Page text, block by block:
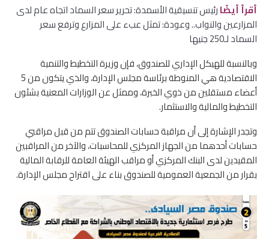
أقرأ أيضًارئيس تنسيقية الأسمدة: تحرير سعر السماد اتجاه عام لدى
المزارعين والنواب.. وعودة: تمثل عبء على المزارع وترفع سعر
السماد لـ250 جنيها
وبالنسبة للهيكل الإداري للصندوق، فإن وزيرة التخطيط والتنمية
الاقتصادية هي المنوطة برئاسة مجلس الإدارة، والذي يتكون من 5
أعضاء مستقلين من ذوي الخبرة، وممثل عن الوزارات المعنية بشئون
التخطيط والمالية والاستثمار.
وتجدر الإشارة إلى أن مراقبة حسابات الصندوق تتم من قبل مراقبي
حسابات أحدهما من الجهاز المركزي للمحاسبات، والآخر من المراقبين
المقيدين لدى البنك المركزي أو مراقب الهيئة العامة للرقابة المالية
بقرار من الجمعية العمومية للصندوق بناء على اقتراح مجلس الإدارة.